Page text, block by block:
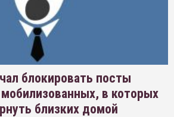
блокировать посты
в которых
близких домой